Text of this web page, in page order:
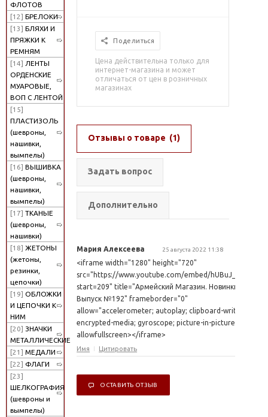
ФЛОТОВ
[12] БРЕЛОКИ
[13] БЛЯХИ И
ПРЯЖКИ К
РЕМНЯМ
[14] ЛЕНТЫ
ОРДЕНСКИЕ
МУАРОВЫЕ,
ВОП С ЛЕНТОЙ
[15]
ПЛАСТИЗОЛЬ
(шевроны,
нашивки,
вымпелы)
[16] ВЫШИВКА
(шевроны,
нашивки,
вымпелы)
[17] ТКАНЫЕ
(шевроны,
нашивки)
[18] ЖЕТОНЫ
(жетоны,
резинки,
цепочки)
[19] ОБЛОЖКИ
И ЦЕПОЧКИ К
НИМ
[20] ЗНАЧКИ
МЕТАЛЛИЧЕСКИЕ
[21] МЕДАЛИ
[22] ФЛАГИ
[23]
ШЕЛКОГРАФИЯ
(шевроны и
вымпелы)
Поделиться
Цена действительна только для
интернет-магазина и может
отличаться от цен в розничных
магазинах
Отзывы о товаре (1)
Задать вопрос
Дополнительно
Мария Алексеева 25 августа 2022 11:38
<iframe width="1280" height="720"
src="https://www.youtube.com/embed/hUBuJ_ptp_0?
start=209" title="Армейский Магазин. Новинки.
Выпуск №192" frameborder="0"
allow="accelerometer; autoplay; clipboard-write;
encrypted-media; gyroscope; picture-in-picture"
allowfullscreen></iframe>
Имя Цитировать
ОСТАВИТЬ ОТЗЫВ